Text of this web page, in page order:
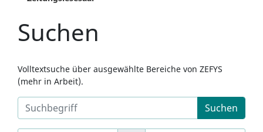
Suchen
Volltextsuche über ausgewählte Bereiche von ZEFYS
(mehr in Arbeit).
Suchen